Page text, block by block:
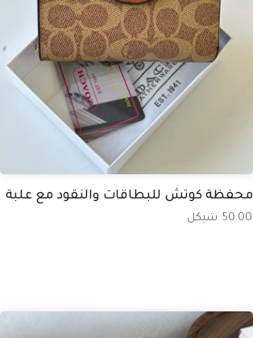
محفظة كوتش للبطاقات والنقود مع علبة
50.00 شيكل